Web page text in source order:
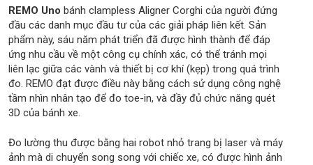
REMO Uno bánh clampless Aligner Corghi của người đứng
đầu các danh mục đầu tư của các giải pháp liên kết. Sản
phẩm này, sáu năm phát triển đã được hình thành để đáp
ứng nhu cầu về một công cụ chính xác, có thể tránh mọi
liên lạc giữa các vành và thiết bị cơ khí (kẹp) trong quá trình
đo. REMO đạt được điều này bằng cách sử dụng công nghệ
tầm nhìn nhân tạo để đo toe-in, và đầy đủ chức năng quét
3D của bánh xe.
Đo lường thu được bằng hai robot nhỏ trang bị laser và máy
ảnh mà di chuyển song song với chiếc xe, có được hình ảnh